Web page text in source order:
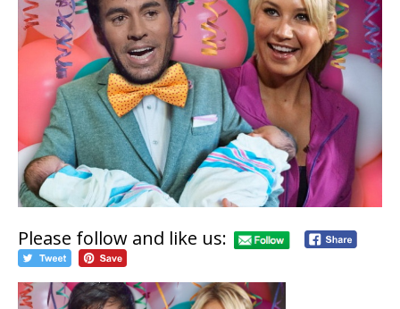
Please follow and like us: